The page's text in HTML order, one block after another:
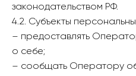
законодательством РФ.
4.2. Субъекты
– предоставлять
о себе;
– сообщать Оператору